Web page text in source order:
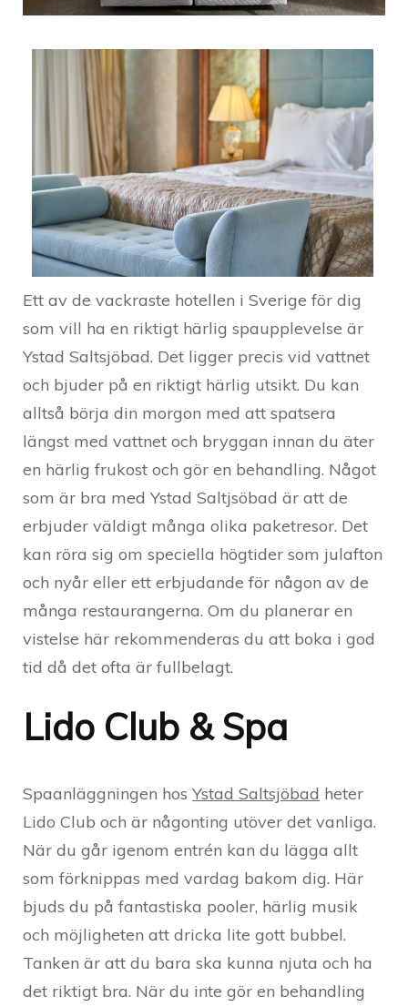
Ett av de vackraste hotellen i Sverige för dig
som vill ha en riktigt härlig spaupplevelse är
Ystad Saltsjöbad. Det ligger precis vid vattnet
och bjuder på en riktigt härlig utsikt. Du kan
alltså börja din morgon med att spatsera
längst med vattnet och bryggan innan du äter
en härlig frukost och gör en behandling. Något
som är bra med Ystad Saltjsöbad är att de
erbjuder väldigt många olika paketresor. Det
kan röra sig om speciella högtider som julafton
och nyår eller ett erbjudande för någon av de
många restaurangerna. Om du planerar en
vistelse här rekommenderas du att boka i god
tid då det ofta är fullbelagt.
Lido Club & Spa
Spaanläggningen hos Ystad Saltsjöbad heter
Lido Club och är någonting utöver det vanliga.
När du går igenom entrén kan du lägga allt
som förknippas med vardag bakom dig. Här
bjuds du på fantastiska pooler, härlig musik
och möjligheten att dricka lite gott bubbel.
Tanken är att du bara ska kunna njuta och ha
det riktigt bra. När du inte gör en behandling